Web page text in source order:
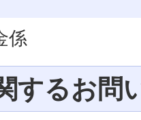
係
するお問